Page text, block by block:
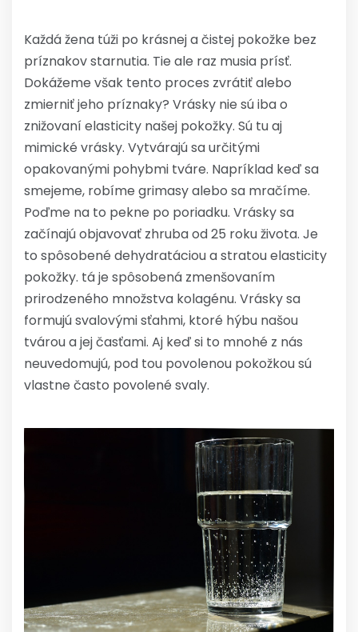
Každá žena túži po krásnej a čistej pokožke bez
príznakov starnutia. Tie ale raz musia prísť.
Dokážeme však tento proces zvrátiť alebo
zmierniť jeho príznaky? Vrásky nie sú iba o
znižovaní elasticity našej pokožky. Sú tu aj
mimické vrásky. Vytvárajú sa určitými
opakovanými pohybmi tváre. Napríklad keď sa
smejeme, robíme grimasy alebo sa mračíme.
Poďme na to pekne po poriadku. Vrásky sa
začínajú objavovať zhruba od 25 roku života. Je
to spôsobené dehydratáciou a stratou elasticity
pokožky. tá je spôsobená zmenšovaním
prirodzeného množstva kolagénu. Vrásky sa
formujú svalovými sťahmi, ktoré hýbu našou
tvárou a jej časťami. Aj keď si to mnohé z nás
neuvedomujú, pod tou povolenou pokožkou sú
vlastne často povolené svaly.